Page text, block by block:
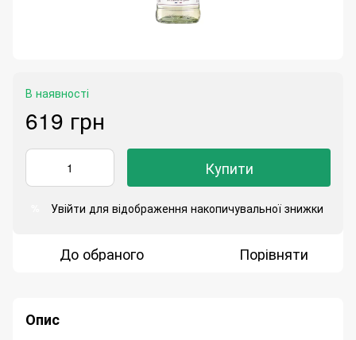
В наявності
619 грн
Купити
Увійти для відображення накопичувальної знижки
До обраного Порівняти
Опис